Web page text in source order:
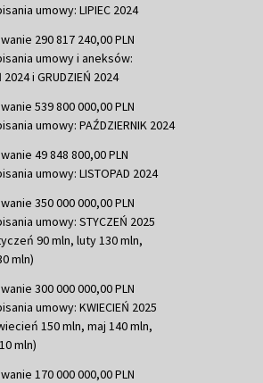
umowy: LIPIEC 2024
290 817 240,00 PLN
umowy i aneksów:
2024 i GRUDZIEŃ 2024
539 800 000,00 PLN
umowy: PAŹDZIERNIK 2024
49 848 800,00 PLN
umowy: LISTOPAD 2024
350 000 000,00 PLN
umowy: STYCZEŃ 2025
90 mln, luty 130 mln,
mln)
300 000 000,00 PLN
umowy: KWIECIEŃ 2025
150 mln, maj 140 mln,
mln)
170 000 000,00 PLN